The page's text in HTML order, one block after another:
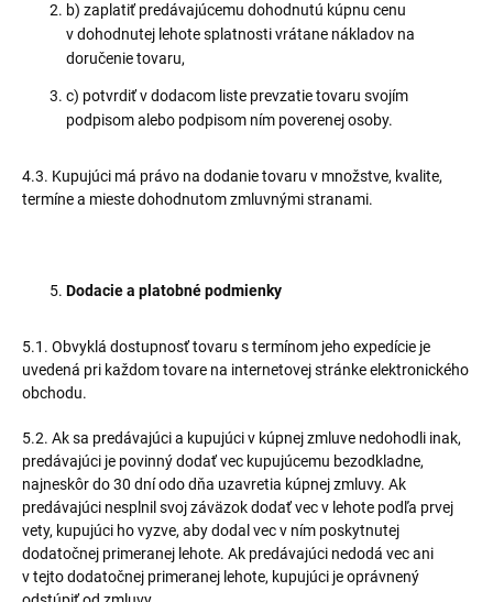
b) zaplatiť predávajúcemu dohodnutú kúpnu cenu
v dohodnutej lehote splatnosti vrátane nákladov na
doručenie tovaru,
c) potvrdiť v dodacom liste prevzatie tovaru svojím
podpisom alebo podpisom ním poverenej osoby.
4.3. Kupujúci má právo na dodanie tovaru v množstve, kvalite,
termíne a mieste dohodnutom zmluvnými stranami.
Dodacie a platobné podmienky
5.1. Obvyklá dostupnosť tovaru s termínom jeho expedície je
uvedená pri každom tovare na internetovej stránke elektronického
obchodu.
5.2. Ak sa predávajúci a kupujúci v kúpnej zmluve nedohodli inak,
predávajúci je povinný dodať vec kupujúcemu bezodkladne,
najneskôr do 30 dní odo dňa uzavretia kúpnej zmluvy. Ak
predávajúci nesplnil svoj záväzok dodať vec v lehote podľa prvej
vety, kupujúci ho vyzve, aby dodal vec v ním poskytnutej
dodatočnej primeranej lehote. Ak predávajúci nedodá vec ani
v tejto dodatočnej primeranej lehote, kupujúci je oprávnený